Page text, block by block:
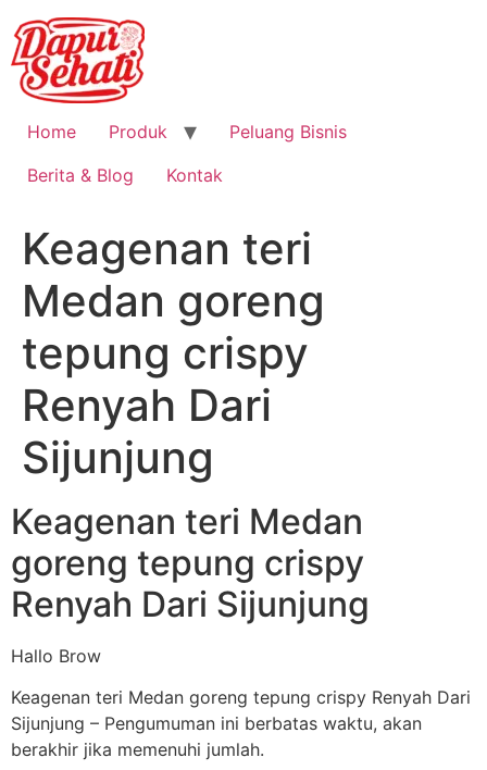
Home Produk
Peluang Bisnis
Berita & Blog
Kontak
Keagenan teri
Medan goreng
tepung crispy
Renyah Dari
Sijunjung
Keagenan teri Medan
goreng tepung crispy
Renyah Dari Sijunjung
Hallo Brow
Keagenan teri Medan goreng tepung crispy Renyah Dari
Sijunjung – Pengumuman ini berbatas waktu, akan
berakhir jika memenuhi jumlah.